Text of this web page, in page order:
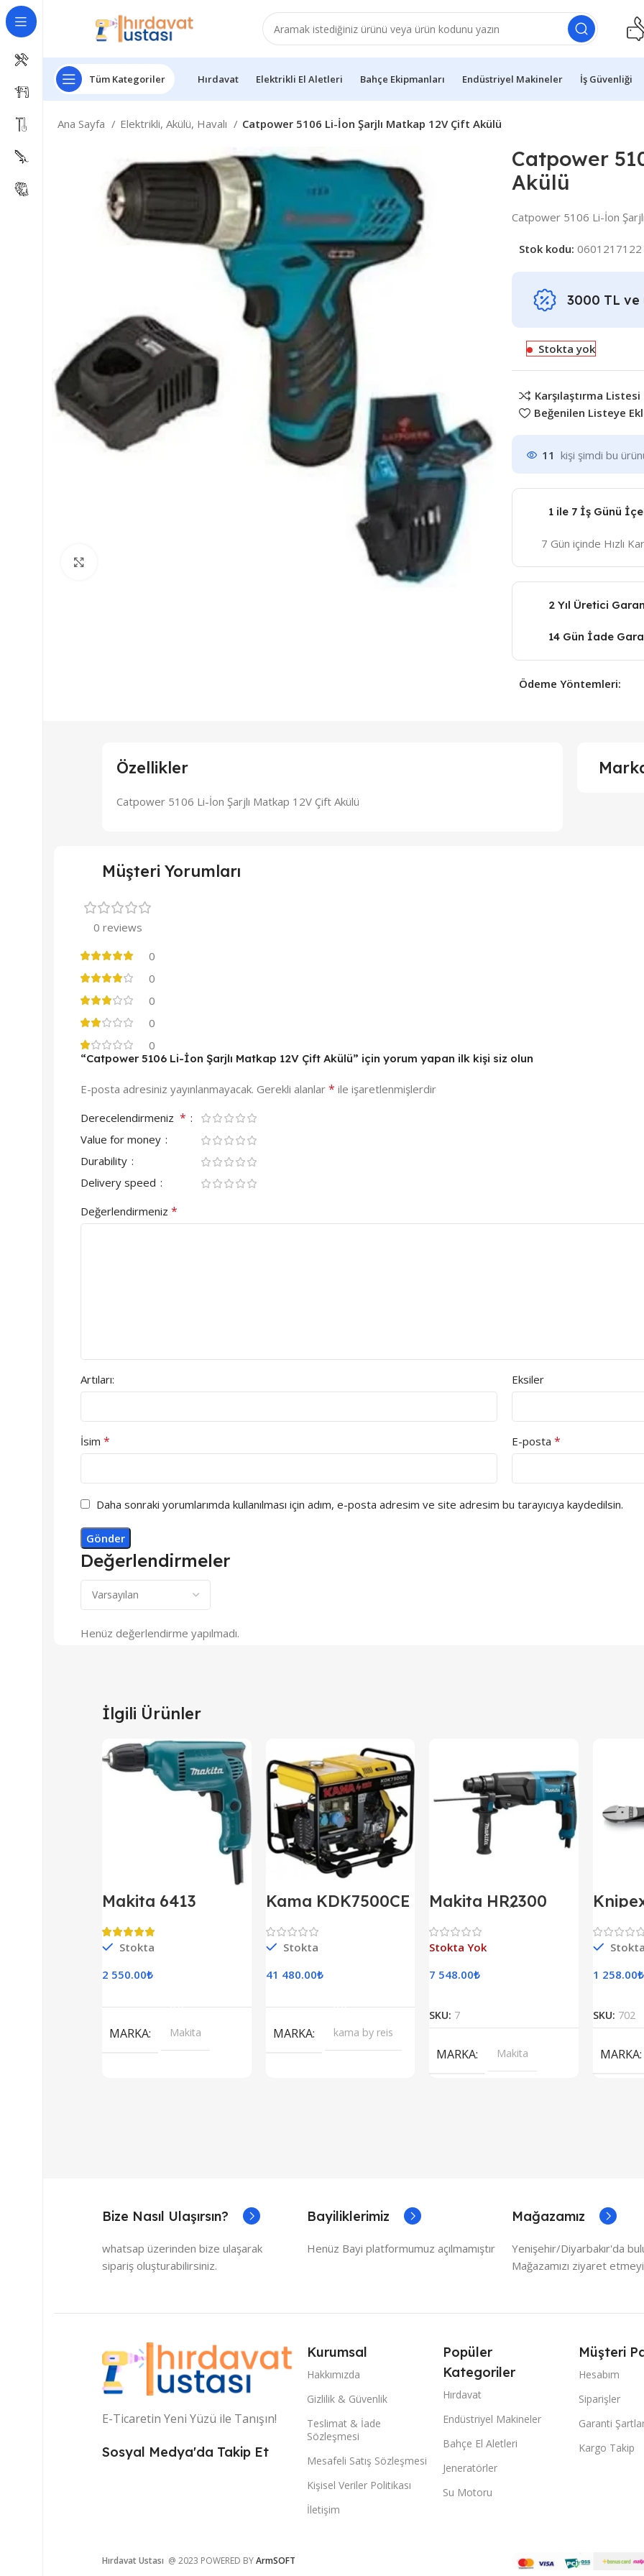
Tüm Kategoriler Hırdavat Elektrikli El Aletleri Bahçe Ekipmanları Endüstriyel Makineler İş Güvenliği
Ana Sayfa Elektrikli, Akülü, Havalı Catpower 5106 Li-İon Şarjlı Matkap 12V Çift Akülü
Catpower
Akülü
Catpower 5106 Li-İon
Stok kodu: 0601217122
3000 TL ve
Stokta yok
Karşılaştırma Listesi
Beğenilen Listeye
11 kişi şimdi bu
1 ile 7 İş Günü
7 Gün içinde Hızlı
2 Yıl Üretici
14 Gün İade
Ödeme Yöntemleri:
Özellikler
Catpower 5106 Li-İon Şarjlı Matkap 12V Çift Akülü
Müşteri Yorumları
0 reviews
0
0
0
0
0
Değerlendirmeler
Henüz değerlendirme yapılmadı.
“Catpower 5106 Li-İon Şarjlı Matkap 12V Çift Akülü” için yorum yapan ilk kişi siz olun
E-posta adresiniz yayınlanmayacak. Gerekli alanlar * ile işaretlenmişlerdir
Derecelendirmeniz *
Value for money
Durability
Delivery speed
Değerlendirmeniz *
Artıları: Eksiler
İsim * E-posta *
Daha sonraki yorumlarımda kullanılması için adım, e-posta adresim ve site adresim bu tarayıcıya kaydedilsin.
İlgili Ürünler
Makita 6413
Stokta
2 550.00₺
MARKA Makita
Kama KDK7500CE
Jeneratör Marşlı
Monofaze
Stokta
41 480.00₺
MARKA kama by reis
Makita HR2300
Elektropnömatik
Delici
Stokta Yok
7 548.00₺
SKU: 7
MARKA Makita
Ağır
Stokta
1 258.00₺
SKU: 702
MARKA
Bize Nasıl Ulaşırsın?
whatsap üzerinden bize ulaşarak
sipariş oluşturabilirsiniz.
Bayiliklerimiz
Henüz Bayi platformumuz açılmamıştır
Mağazamız
Yenişehir/Diyarbakır'da
Mağazamızı ziyaret
E-Ticaretin Yeni Yüzü ile Tanışın!
Sosyal Medya'da Takip Et
Kurumsal
Hakkımızda
Gizlilik & Güvenlik
Teslimat & İade
Sözleşmesi
Mesafeli Satış Sözleşmesi
Kişisel Veriler Politikası
İletişim
Popüler
Kategoriler
Hırdavat
Endüstriyel Makineler
Bahçe El Aletleri
Jeneratörler
Su Motoru
Müşteri
Hesabım
Siparişler
Garanti
Kargo Takip
Hırdavat Ustası @ 2023 POWERED BYArmSOFT